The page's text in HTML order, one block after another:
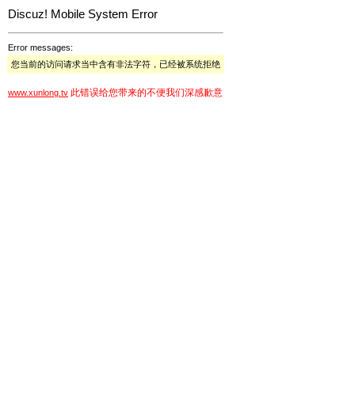
Discuz! Mobile System Error
Error messages:
您当前的访问请求当中含有非法字符，已经被系统拒绝
www.xunlong.tv 此错误给您带来的不便我们深感歉意